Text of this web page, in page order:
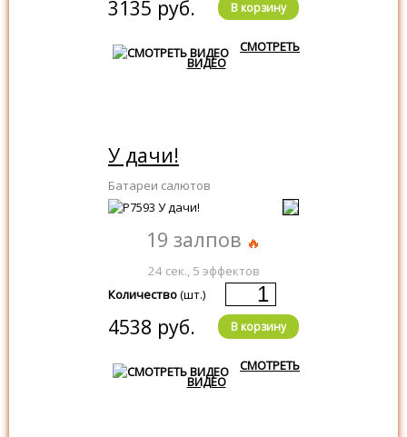
3135 руб. В корзину
СМОТРЕТЬ
ВИДЕО
У дачи!
Батареи салютов
19 залпов
24 сек., 5 эффектов
Количество(шт.)
4538 руб. В корзину
СМОТРЕТЬ
ВИДЕО